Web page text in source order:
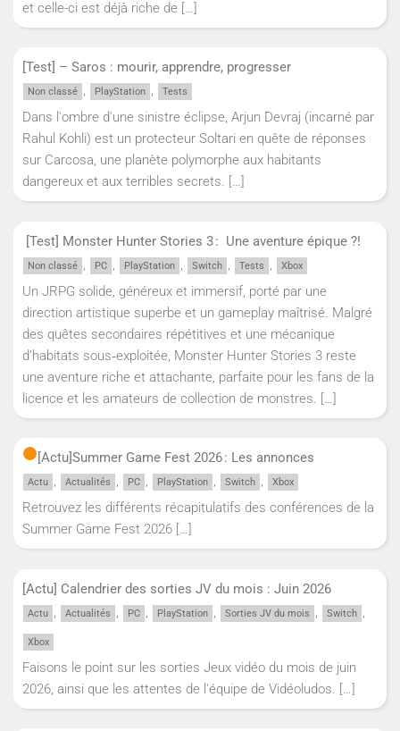
et celle-ci est déjà riche de […]
[Test] – Saros : mourir, apprendre, progresser
Non classé , PlayStation , Tests
Dans l'ombre d'une sinistre éclipse, Arjun Devraj (incarné par
Rahul Kohli) est un protecteur Soltari en quête de réponses
sur Carcosa, une planète polymorphe aux habitants
dangereux et aux terribles secrets. […]
[Test] Monster Hunter Stories 3 : Une aventure épique ?!
Non classé , PC , PlayStation , Switch , Tests , Xbox
Un JRPG solide, généreux et immersif, porté par une
direction artistique superbe et un gameplay maîtrisé. Malgré
des quêtes secondaires répétitives et une mécanique
d’habitats sous‑exploitée, Monster Hunter Stories 3 reste
une aventure riche et attachante, parfaite pour les fans de la
licence et les amateurs de collection de monstres. […]
[Actu]Summer Game Fest 2026 : Les annonces
Actu , Actualités , PC , PlayStation , Switch , Xbox
Retrouvez les différents récapitulatifs des conférences de la
Summer Game Fest 2026 […]
[Actu] Calendrier des sorties JV du mois : Juin 2026
Actu , Actualités , PC , PlayStation , Sorties JV du mois , Switch ,
Xbox
Faisons le point sur les sorties Jeux vidéo du mois de juin
2026, ainsi que les attentes de l'équipe de Vidéoludos. […]